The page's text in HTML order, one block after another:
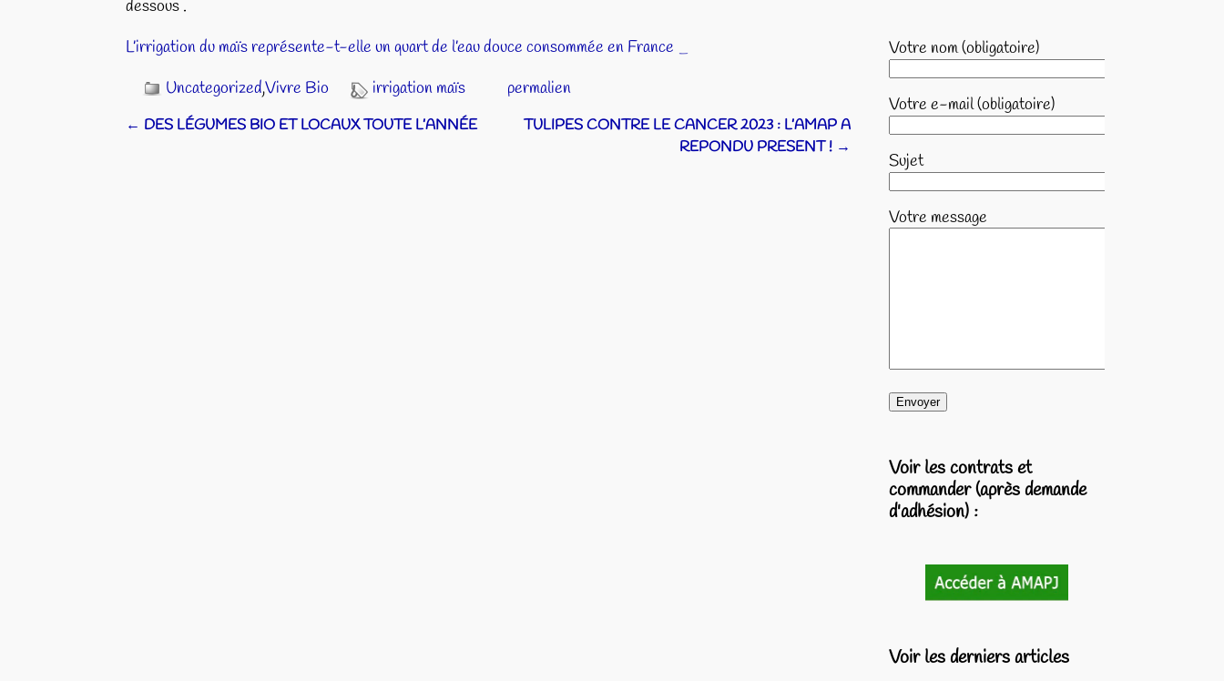
dessous .
L’irrigation du maïs représente-t-elle un quart de l’eau douce consommée en France _
Uncategorized,Vivre Bio irrigation maïs permalien
← DES LÉGUMES BIO ET LOCAUX TOUTE L’ANNÉE
TULIPES CONTRE LE CANCER 2023 : L’AMAP A
REPONDU PRESENT ! →
Votre nom (obligatoire)
Votre e-mail (obligatoire)
Sujet
Votre message
Voir les contrats et
commander (après demande
d'adhésion) :
Voir les derniers articles